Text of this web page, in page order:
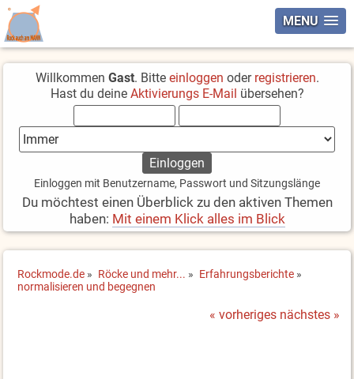
MENU
Willkommen Gast. Bitte einloggen oder registrieren.
Hast du deine Aktivierungs E-Mail übersehen?
Einloggen mit Benutzername, Passwort und Sitzungslänge
Du möchtest einen Überblick zu den aktiven Themen
haben: Mit einem Klick alles im Blick
Rockmode.de » Röcke und mehr... » Erfahrungsberichte »
normalisieren und begegnen
« vorheriges nächstes »